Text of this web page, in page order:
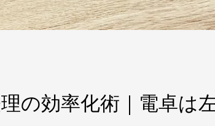
の効率化術｜電卓は